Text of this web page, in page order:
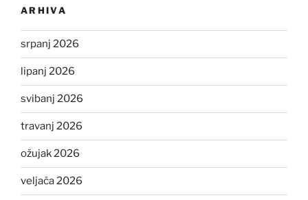
ARHIVA
srpanj 2026
lipanj 2026
svibanj 2026
travanj 2026
ožujak 2026
veljača 2026